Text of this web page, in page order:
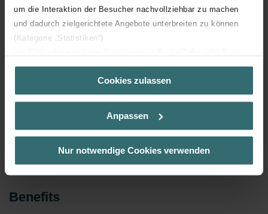
um die Interaktion der Besucher nachvollziehbar zu machen
und dadurch zielgerichtete Angebote unterbreiten zu können
(Kategorie „Statistiken“)
(Kategorie „Marketing“)
Über „Details zeigen“ bzw. die Datenschutzerklärung erhalten
Sie weitere Informationen. Durch die Auswahl der Kategorie
der Auswahl von „Statistiken“ willigen Sie ein, dass wir Ihren
Besuchsverlauf auf unserer Website verwenden, um Ihnen die
bestmögliche Nutzererfahrung zu ermöglichen und Ihnen
widerrufen.
Cookies zulassen
Anpassen
Nur notwendige Cookies verwenden
Benefits